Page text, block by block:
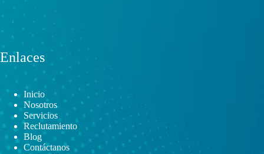
Enlaces
Inicio
Nosotros
Servicios
Reclutamiento
Blog
Contáctanos